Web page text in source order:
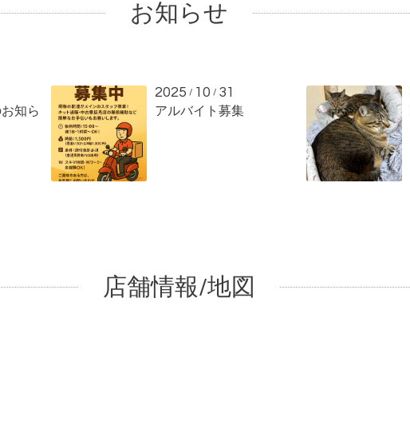
お知らせ
知ら
2025 / 10 / 31
アルバイト募集
店舗情報/地図